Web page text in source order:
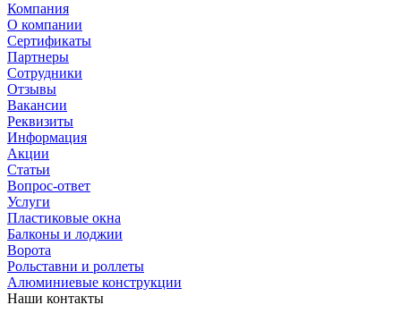
Компания
О компании
Сертификаты
Партнеры
Сотрудники
Отзывы
Вакансии
Реквизиты
Информация
Акции
Статьи
Вопрос-ответ
Услуги
Пластиковые окна
Балконы и лоджии
Ворота
Рольставни и роллеты
Алюминиевые конструкции
Наши контакты